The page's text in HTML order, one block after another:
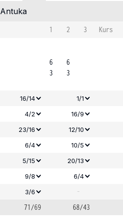
Antuka
1 2 3
Kurs
6
3
6
3
16/14
1/1
4/2
16/9
23/16
12/10
6/4
10/5
5/15
20/13
9/8
6/4
3/6
-
71/69 68/43